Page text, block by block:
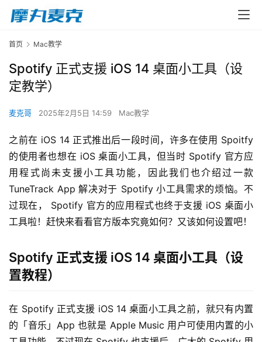
首页 Mac教学
Spotify 正式支援 iOS 14 桌面小工具（设
定教学）
麦克哥 2025年2月5日 14:59 Mac教学
之前在 iOS 14 正式推出后一段时间，许多在使用 Spoitfy
的使用者也想在 iOS 桌面小工具，但当时 Spotify 官方应
用程式尚未支援小工具功能，因此我们也介绍过一款
TuneTrack App 解决对于 Spotify 小工具需求的烦恼。不
过现在， Spotify 官方的应用程式也终于支援 iOS 桌面小
工具啦！赶快来看看官方版本究竟如何？又该如何设置吧！
Spotify 正式支援 iOS 14 桌面小工具（设
置教程）
在 Spotify 正式支援 iOS 14 桌面小工具之前，就只有内置
的「音乐」App 也就是 Apple Music 用户可使用内置的小